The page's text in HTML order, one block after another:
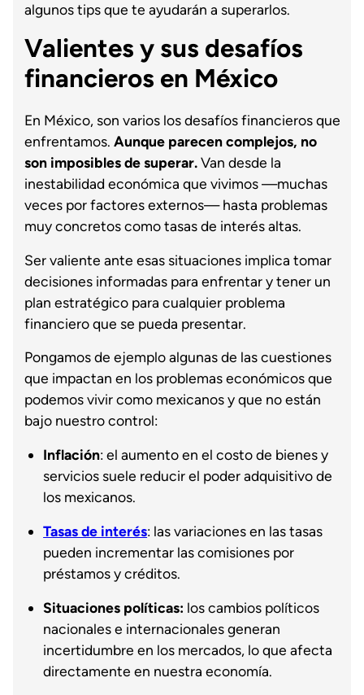
algunos tips que te ayudarán a superarlos.
Valientes y sus desafíos
financieros en México
En México, son varios los desafíos financieros que
enfrentamos. Aunque parecen complejos, no
son imposibles de superar.Van desde la
inestabilidad económica que vivimos —muchas
veces por factores externos— hasta problemas
muy concretos como tasas de interés altas.
Ser valiente ante esas situaciones implica tomar
decisiones informadas para enfrentar y tener un
plan estratégico para cualquier problema
financiero que se pueda presentar.
Pongamos de ejemplo algunas de las cuestiones
que impactan en los problemas económicos que
podemos vivir como mexicanos y que no están
bajo nuestro control:
Inflación: el aumento en el costo de bienes y
servicios suele reducir el poder adquisitivo de
los mexicanos.
Tasas de interés: las variaciones en las tasas
pueden incrementar las comisiones por
préstamos y créditos.
Situaciones políticas: los cambios políticos
nacionales e internacionales generan
incertidumbre en los mercados, lo que afecta
directamente en nuestra economía.